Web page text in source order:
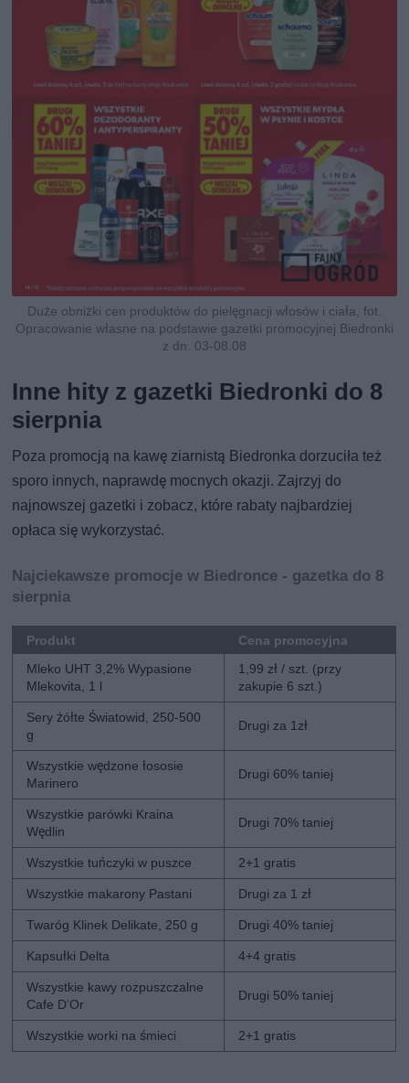
Duże obniżki cen produktów do pielęgnacji włosów i ciała, fot.
Opracowanie własne na podstawie gazetki promocyjnej Biedronki
z dn. 03-08.08
Inne hity z gazetki Biedronki do 8
sierpnia
Poza promocją na kawę ziarnistą Biedronka dorzuciła też
sporo innych, naprawdę mocnych okazji. Zajrzyj do
najnowszej gazetki i zobacz, które rabaty najbardziej
opłaca się wykorzystać.
Najciekawsze promocje w Biedronce - gazetka do 8
sierpnia
Produkt
Cena promocyjna
Mleko UHT 3,2% Wypasione
Mlekovita, 1 l
1,99 zł / szt. (przy
zakupie 6 szt.)
Sery żółte Światowid, 250-500
g
Drugi za 1zł
Wszystkie wędzone łososie
Marinero
Drugi 60% taniej
Wszystkie parówki Kraina
Wędlin
Drugi 70% taniej
Wszystkie tuńczyki w puszce 2+1 gratis
Wszystkie makarony Pastani Drugi za 1 zł
Twaróg Klinek Delikate, 250 g Drugi 40% taniej
Kapsułki Delta 4+4 gratis
Wszystkie kawy rozpuszczalne
Cafe D’Or
Drugi 50% taniej
Wszystkie worki na śmieci 2+1 gratis